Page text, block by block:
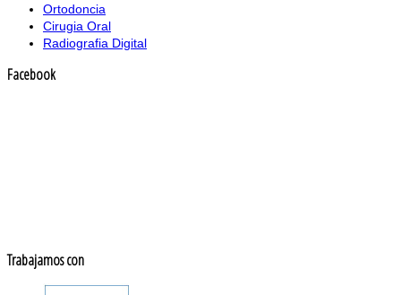
Ortodoncia
Cirugia Oral
Radiografia Digital
Facebook
Trabajamos con